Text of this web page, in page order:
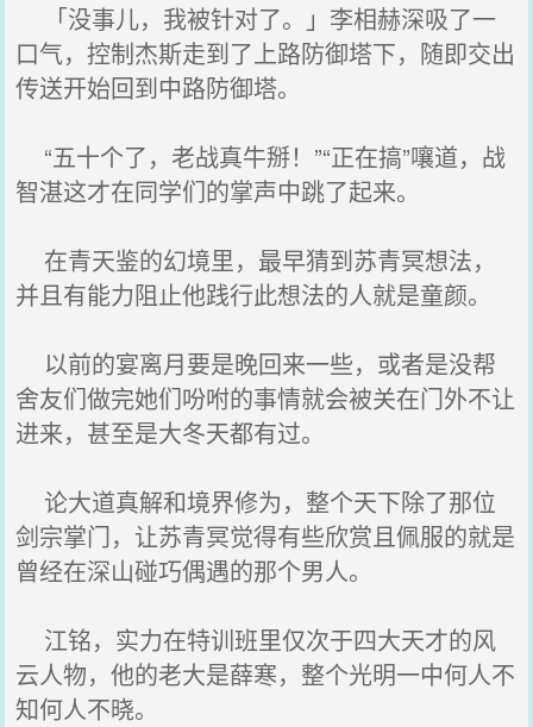
「没事儿，我被针对了。」李相赫深吸了一
口气，控制杰斯走到了上路防御塔下，随即交出
传送开始回到中路防御塔。
“五十个了，老战真牛掰！”“正在搞”嚷道，战
智湛这才在同学们的掌声中跳了起来。
在青天鉴的幻境里，最早猜到苏青冥想法，
并且有能力阻止他践行此想法的人就是童颜。
以前的宴离月要是晚回来一些，或者是没帮
舍友们做完她们吩咐的事情就会被关在门外不让
进来，甚至是大冬天都有过。
论大道真解和境界修为，整个天下除了那位
剑宗掌门，让苏青冥觉得有些欣赏且佩服的就是
曾经在深山碰巧偶遇的那个男人。
江铭，实力在特训班里仅次于四大天才的风
云人物，他的老大是薛寒，整个光明一中何人不
知何人不晓。